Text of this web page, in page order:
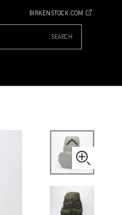
BIRKENSTOCK.COM
SEARCH